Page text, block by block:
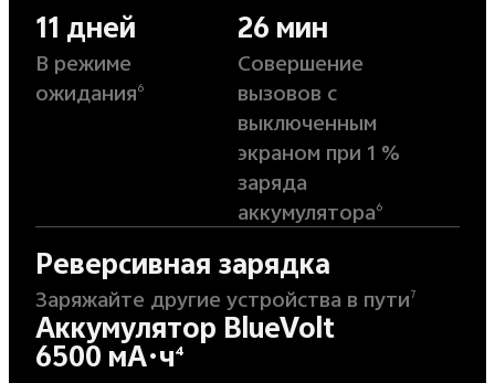
11 дней
В режиме
ожидания 6
26 мин
Совершение
вызовов с
выключенным
экраном при 1 %
заряда
аккумулятора 6
Реверсивная зарядка
Заряжайте другие устройства в пути 7
Аккумулятор BlueVolt
6500 мА·ч4